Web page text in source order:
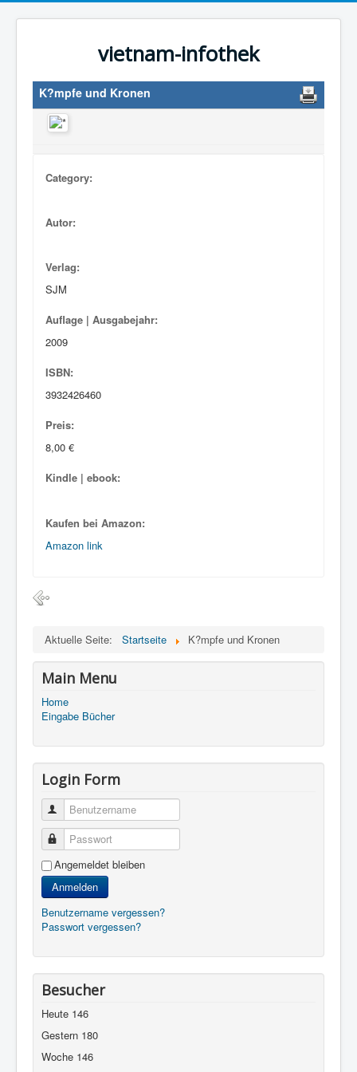
vietnam-infothek
K?mpfe und Kronen
Category:
Autor:
Verlag:
SJM
Auflage | Ausgabejahr:
2009
ISBN:
3932426460
Preis:
8,00 €
Kindle | ebook:
Kaufen bei Amazon:
Amazon link
Aktuelle Seite: Startseite K?mpfe und Kronen
Main Menu
Home
Eingabe Bücher
Login Form
Benutzername
Passwort
Angemeldet bleiben
Anmelden
Benutzername vergessen?
Passwort vergessen?
Besucher
Heute 146
Gestern 180
Woche 146